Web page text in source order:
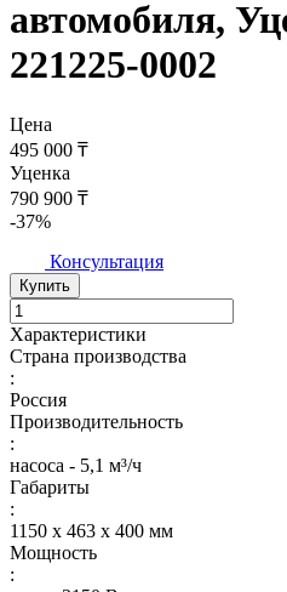
автомобиля,
221225-0002
Цена
495 000 ₸
Уценка
790 900 ₸
-37%
Консультация
Купить
Характеристики
Страна производства
:
Россия
Производительность
:
насоса - 5,1 м³/ч
Габариты
:
1150 х 463 х 400 мм
Мощность
: